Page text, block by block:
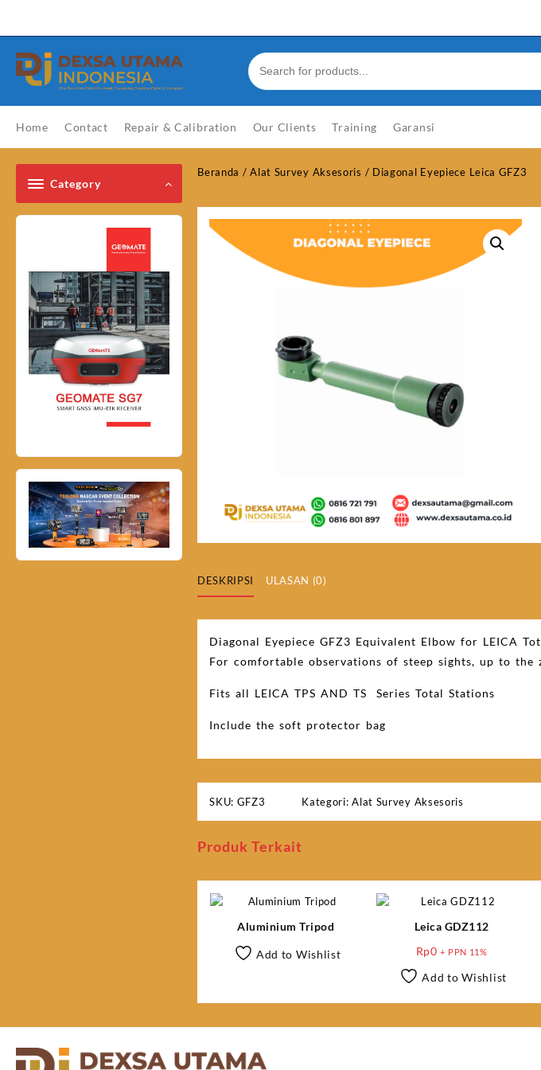
content
Home Contact Repair & Calibration Our Clients Training Garansi
Category
Beranda /Alat Survey Aksesoris / Diagonal Eyepiece Leica GFZ3
DESKRIPSI ULASAN (0)
Diagonal Eyepiece GFZ3 Equivalent Elbow for LEICA
For comfortable observations of steep sights, up to the
Fits all LEICA TPS AND TS Series Total Stations
Include the soft protector bag
SKU: GFZ3 Kategori:Alat Survey Aksesoris
Produk Terkait
Aluminium Tripod
Add to Wishlist
Leica GDZ112
Rp0 + PPN 11%
Add to Wishlist